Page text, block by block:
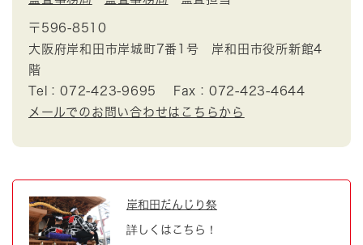
〒596-8510
大阪府岸和田市岸城町7番1号 岸和田市役所新館4
階
Tel：072-423-9695
Fax：072-423-4644
メールでのお問い合わせはこちらから
岸和田だんじり祭
詳しくはこちら！